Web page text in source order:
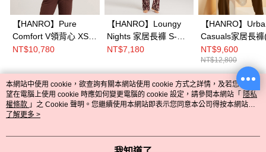
【HANRO】Pure
Comfort V領背心 XS-L
(巧克力)
NT$10,780
【HANRO】Loungy
Nights 家居長褲 S-
M(花紋棕)
NT$7,180
【HANRO】
Casuals家居長褲
棕)
NT$9,600
NT$12,800
熱門標籤
本網站中使用 cookie，欲查詢有關本網站使用 cookie 方式之詳情，及若您不希
望在電腦上使用 cookie 時應如何變更電腦的 cookie 設定，請參閱本網站「 隱私
權條款 」之 Cookie 聲明。您繼續使用本網站即表示您同意本公司得按本網站使
用條款之 Cookie 聲明使用 cookie。
了解更多 >